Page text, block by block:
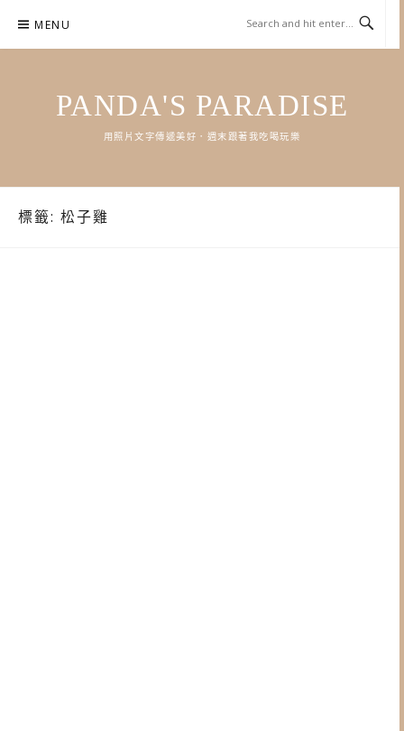
content
MENU
PANDA'S PARADISE
用照片文字傳遞美好．週末跟著我吃喝玩樂
標籤: 松子雞